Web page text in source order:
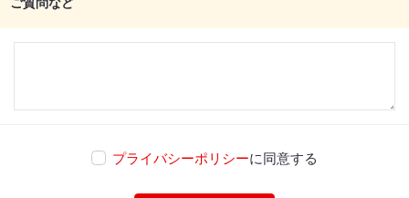
ご質問など
プライバシーポリシーに同意する